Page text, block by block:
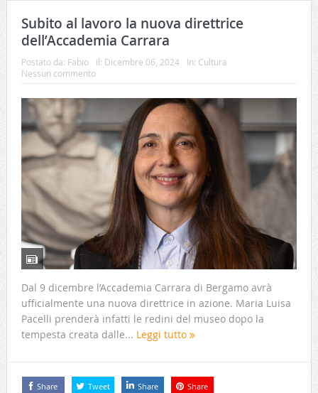
Subito al lavoro la nuova direttrice
dell’Accademia Carrara
Postato da: Fabio il: Dicembre 06, 2024 In: Cultura
Nessun commento
Dal 9 dicembre l’Accademia Carrara di Bergamo avrà
ufficialmente una nuova direttrice in azione. Maria Luisa
Pacelli prenderà infatti le redini del museo dopo la
tempesta creata dalle... Leggi tutto
Share Tweet Share Share